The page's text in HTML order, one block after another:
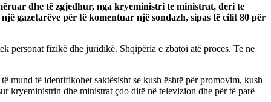
dhe të zgjedhur, nga kryeministri te ministrat, deri te
gazetarëve për të komentuar një sondazh, sipas të cilit 80 për
personat fizikë dhe juridikë. Shqipëria e zbatoi atë proces. Te ne
mund të identifikohet saktësisht se kush është për promovim, kush
kryeministrin dhe ministrat çdo ditë në televizion dhe për të parë